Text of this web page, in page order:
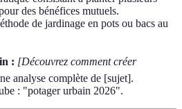
des bénéfices mutuels.
de jardinage en pots ou bacs au
: [Découvrez comment créer
analyse complète de [sujet].
: "potager urbain 2026".